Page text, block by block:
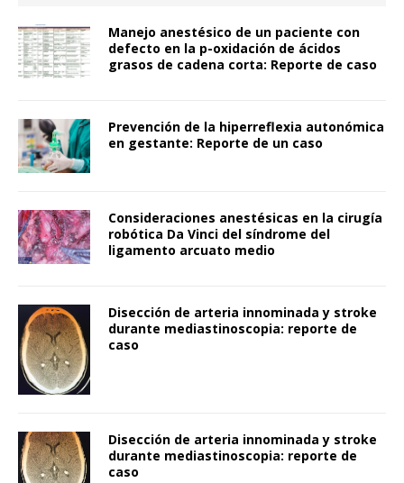
Manejo anestésico de un paciente con
defecto en la p-oxidación de ácidos
grasos de cadena corta: Reporte de caso
Prevención de la hiperreflexia autonómica
en gestante: Reporte de un caso
Consideraciones anestésicas en la cirugía
robótica Da Vinci del síndrome del
ligamento arcuato medio
Disección de arteria innominada y stroke
durante mediastinoscopia: reporte de
caso
Disección de arteria innominada y stroke
durante mediastinoscopia: reporte de
caso